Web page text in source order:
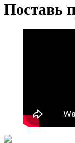
Поставь